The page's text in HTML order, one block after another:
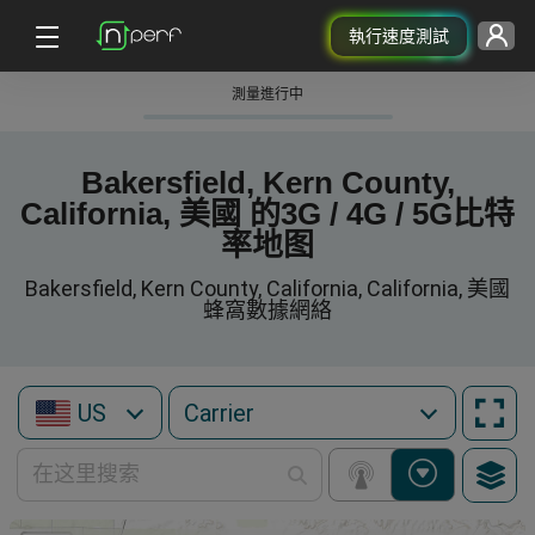
執行速度測試
測量進行中
Bakersfield, Kern County,
California, 美國 的3G / 4G / 5G比特
率地图
Bakersfield, Kern County, California, California, 美國
蜂窩數據網絡
US